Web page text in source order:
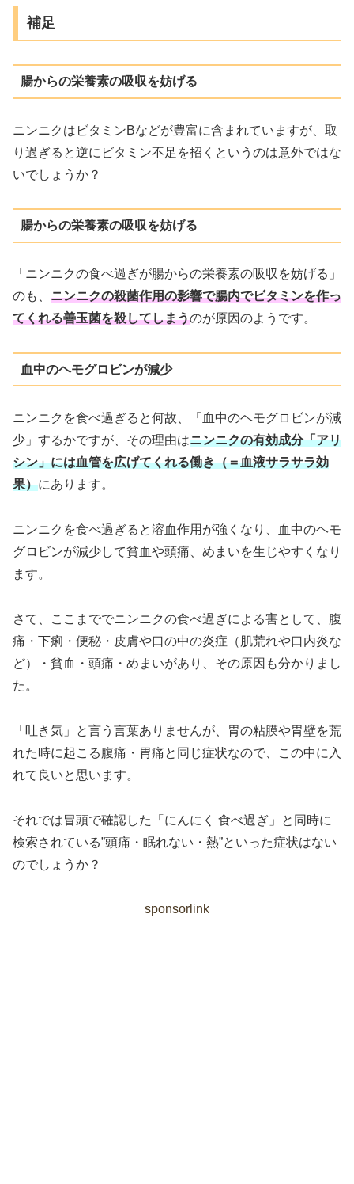
補足
腸からの栄養素の吸収を妨げる
ニンニクはビタミンBなどが豊富に含まれていますが、取
り過ぎると逆にビタミン不足を招くというのは意外ではな
いでしょうか？
腸からの栄養素の吸収を妨げる
「ニンニクの食べ過ぎが腸からの栄養素の吸収を妨げる」
のも、 ニンニクの殺菌作用の影響で腸内でビタミンを作っ
てくれる善玉菌を殺してしまうのが原因のようです。
血中のヘモグロビンが減少
ニンニクを食べ過ぎると何故、「血中のヘモグロビンが減
少」するかですが、その理由はニンニクの有効成分「アリ
シン」には血管を広げてくれる働き（＝血液サラサラ効
果）にあります。
ニンニクを食べ過ぎると溶血作用が強くなり、血中のヘモ
グロビンが減少して貧血や頭痛、めまいを生じやすくなり
ます。
さて、ここまででニンニクの食べ過ぎによる害として、腹
痛・下痢・便秘・皮膚や口の中の炎症（肌荒れや口内炎な
ど）・貧血・頭痛・めまいがあり、その原因も分かりまし
た。
「吐き気」と言う言葉ありませんが、胃の粘膜や胃壁を荒
れた時に起こる腹痛・胃痛と同じ症状なので、この中に入
れて良いと思います。
それでは冒頭で確認した「にんにく 食べ過ぎ」と同時に
検索されている”頭痛・眠れない・熱”といった症状はない
のでしょうか？
sponsorlink